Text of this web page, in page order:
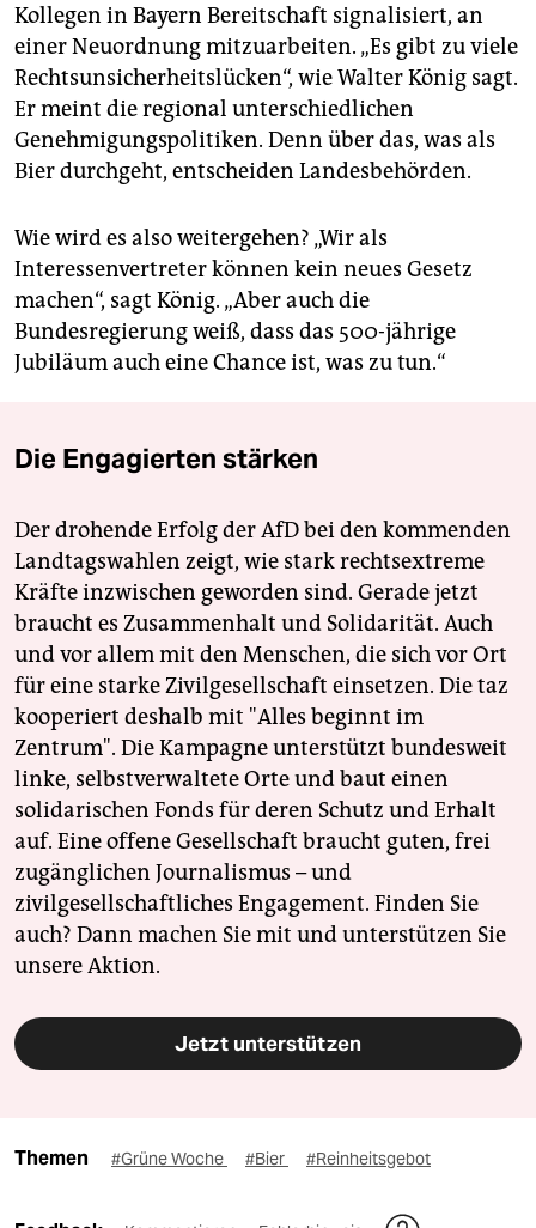
Kollegen in Bayern Bereitschaft signalisiert, an
einer Neuordnung mitzuarbeiten. „Es gibt zu viele
Rechtsunsicherheitslücken“, wie Walter König sagt.
Er meint die regional unterschiedlichen
Genehmigungspolitiken. Denn über das, was als
Bier durchgeht, entscheiden Landesbehörden.
Wie wird es also weitergehen? „Wir als
Interessenvertreter können kein neues Gesetz
machen“, sagt König. „Aber auch die
Bundesregierung weiß, dass das 500-jährige
Jubiläum auch eine Chance ist, was zu tun.“
Die Engagierten stärken
Der drohende Erfolg der AfD bei den kommenden
Landtagswahlen zeigt, wie stark rechtsextreme
Kräfte inzwischen geworden sind. Gerade jetzt
braucht es Zusammenhalt und Solidarität. Auch
und vor allem mit den Menschen, die sich vor Ort
für eine starke Zivilgesellschaft einsetzen. Die taz
kooperiert deshalb mit "Alles beginnt im
Zentrum". Die Kampagne unterstützt bundesweit
linke, selbstverwaltete Orte und baut einen
solidarischen Fonds für deren Schutz und Erhalt
auf. Eine offene Gesellschaft braucht guten, frei
zugänglichen Journalismus – und
zivilgesellschaftliches Engagement. Finden Sie
auch? Dann machen Sie mit und unterstützen Sie
unsere Aktion.
Jetzt unterstützen
Themen #Grüne Woche #Bier #Reinheitsgebot